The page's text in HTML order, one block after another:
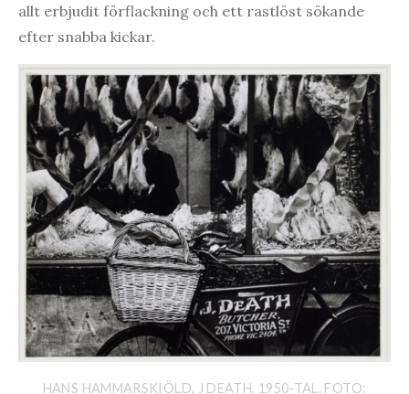
allt erbjudit förflackning och ett rastlöst sökande
efter snabba kickar.
HANS HAMMARSKIÖLD, J DEATH, 1950-TAL. FOTO: